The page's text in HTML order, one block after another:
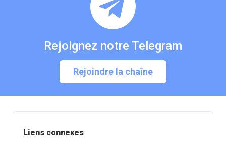
Liens connexes
Rejoignez notre Telegram
Rejoindre la chaîne